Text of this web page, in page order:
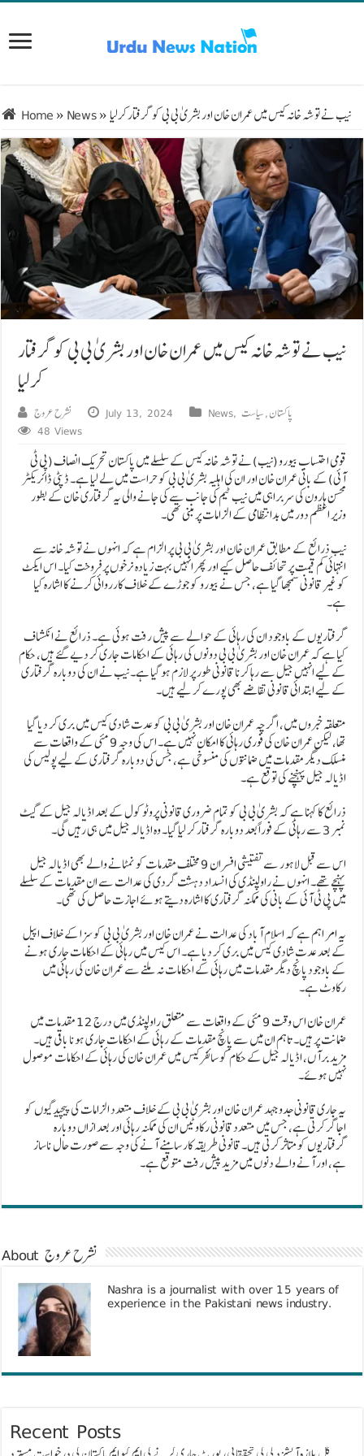
Home » News»نیب نے توشہ خانہ کیس میں عمران خان اور بشریٰ بی بی کو گرفتار کرلیا
نیب نے توشہ خانہ کیس میں عمران خان اور بشریٰ بی بی کو گرفتار
کرلیا
نشرح عروج July 13, 2024 News, پاکستان,سیاست
48 Views
قومی احتساب بیورو (نیب) نے توشہ خانہ کیس کے سلسلے میں پاکستان تحریک انصاف (پی ٹی
آئی) کے بانی عمران خان اور ان کی اہلیہ بشریٰ بی بی کو حراست میں لے لیا ہے۔ ڈپٹی ڈائریکٹر
محسن ہارون کی سربراہی میں نیب ٹیم کی جانب سے کی جانے والی یہ گرفتاری خان کے بطور
وزیر اعظم دور میں بدانتظامی کے الزامات پر مبنی تھی۔
نیب ذرائع کے مطابق عمران خان اور بشریٰ بی بی پر الزام ہے کہ انہوں نے توشہ خانہ سے
انتہائی کم قیمت پر تحائف حاصل کیے اور پھر انہیں بہت زیادہ نرخوں پر فروخت کیا۔ اس ایکٹ
کو غیر قانونی سمجھا گیا ہے، جس نے بیورو کو جوڑے کے خلاف کارروائی کرنے کا اشارہ کیا
ہے۔
گرفتاریوں کے باوجود ان کی رہائی کے حوالے سے پیش رفت ہوئی ہے۔ ذرائع نے انکشاف
کیا ہے کہ عمران خان اور بشریٰ بی بی دونوں کی رہائی کے احکامات جاری کر دیے گئے ہیں، حکام
کے لیے انہیں جیل سے رہا کرنا قانونی طور پر لازم ہو گیا ہے۔ نیب نے ان کی دوبارہ گرفتاری
کے لیے ابتدائی قانونی تقاضے بھی پورے کر لیے ہیں۔
متعلقہ خبروں میں، اگرچہ عمران خان اور بشریٰ بی بی کو عدت شادی کیس میں بری کر دیا گیا
تھا، لیکن عمران خان کی فوری رہائی کا امکان نہیں ہے۔ اس کی وجہ 9 مئی کے واقعات سے
منسلک دیگر مقدمات میں ضمانتوں کی منسوخی ہے، جس کی دوبارہ گرفتاری کے لیے پولیس کی
اڈیالہ جیل پہنچنے کی توقع ہے۔
ذرائع کا کہنا ہے کہ بشریٰ بی بی کو تمام ضروری قانونی پروٹوکول کے بعد اڈیالہ جیل کے گیٹ
نمبر 3 سے رہائی کے فوراً بعد دوبارہ گرفتار کر لیا گیا۔ وہ اڈیالہ جیل میں ہی رہیں گی۔
اس سے قبل لاہور سے تفتیشی افسران 9 مختلف مقدمات کو نمٹانے والے بھی اڈیالہ جیل
پہنچے تھے۔ انہوں نے راولپنڈی کی انسداد دہشت گردی کی عدالت سے ان مقدمات کے سلسلے
میں پی ٹی آئی کے بانی کی ممکنہ گرفتاری کا اشارہ دیتے ہوئے اجازت حاصل کی تھی۔
یہ امر اہم ہے کہ اسلام آباد کی عدالت نے عمران خان اور بشریٰ بی بی کو سزا کے خلاف اپیل
کے بعد عدت شادی کیس میں بری کر دیا ہے۔ اس کیس میں رہائی کے احکامات جاری ہونے
کے باوجود پانچ دیگر مقدمات میں رہائی کے احکامات نہ ملنے سے عمران خان کی رہائی میں
رکاوٹ ہے۔
عمران خان اس وقت 9 مئی کے واقعات سے متعلق راولپنڈی میں درج 12 مقدمات میں
ضمانت پر ہیں۔ تاہم ان میں سے پانچ مقدمات کے رہائی کے احکامات جاری ہونا باقی ہیں۔
مزید برآں، اڈیالہ جیل کے حکام کو سائفر کیس میں عمران خان کی رہائی کے احکامات موصول
نہیں ہوئے۔
یہ جاری قانونی جدوجہد عمران خان اور بشریٰ بی بی کے خلاف متعدد الزامات کی پیچیدگیوں کو
اجاگر کرتی ہے، جس میں متعدد قانونی رکاوٹیں ان کی ممکنہ رہائی اور بعد ازاں دوبارہ
گرفتاریوں کو متاثر کرتی ہیں۔ قانونی طریقہ کار سامنے آنے کی وجہ سے صورت حال ناساز
ہے، اور آنے والے دنوں میں مزید پیش رفت متوقع ہے۔
About نشرح عروج
Nashra is a journalist with over 15 years of
experience in the Pakistani news industry.
Recent Posts